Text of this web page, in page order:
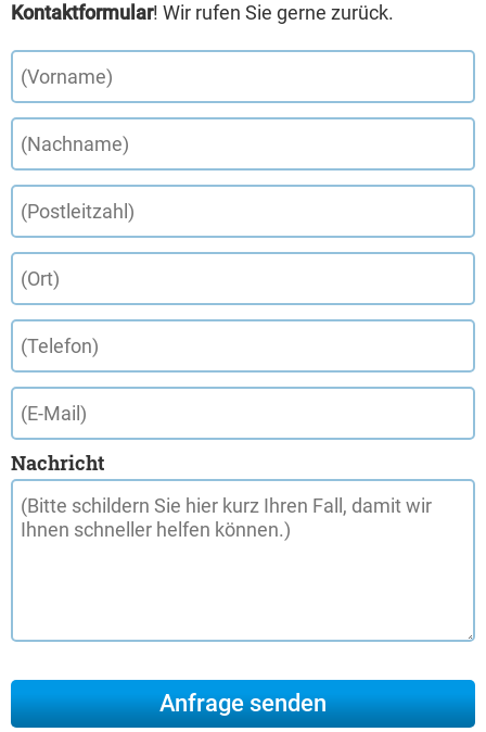
Kontaktformular! Wir rufen Sie gerne zurück.
Nachricht